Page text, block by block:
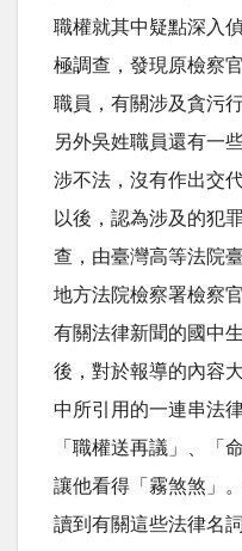
職權就其中疑點深入
極調查，發現原檢察
職員，有關涉及貪污
另外吳姓職員還有一
涉不法，沒有作出交
以後，認為涉及的犯
查，由臺灣高等法院
地方法院檢察署檢察
有關法律新聞的國中
後，對於報導的內容
中所引用的一連串法
「職權送再議」、「
讓他看得「霧煞煞」
讀到有關這些法律名